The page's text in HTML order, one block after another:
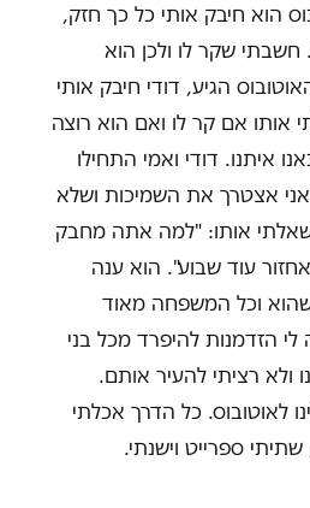
הוא חיבק אותי כל כך חזק,
שקר לו ולכן הוא
הגיע, דודי חיבק אותי
אותו אם קר לו ואם הוא רוצה
איתנו. דודי ואמי התחילו
אצטרך את השמיכות ושלא
שאלתי אותו: "למה אתה מחבק
עוד שבוע". הוא ענה
וכל המשפחה מאוד
לי הזדמנות להיפרד מכל בני
ולא רציתי להעיר אותם.
לאוטובוס. כל הדרך אכלתי
ספרייט וישנתי.